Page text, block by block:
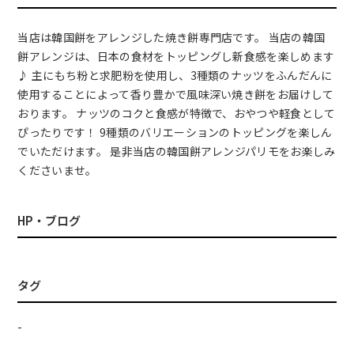
当店は韓国餅をアレンジした焼き餅専門店です。 当店の韓国
餅アレンジは、日本の食材をトッピングし新食感を楽しめます
♪ 主にもち粉と求肥粉を使用し、3種類のナッツをふんだんに
使用することによって香り豊かで風味深い焼き餅をお届けして
おります。 ナッツのコクと食感が特徴で、おやつや軽食として
ぴったりです！ 9種類のバリエーションのトッピングを楽しん
でいただけます。 是非当店の韓国餅アレンジパリモをお楽しみ
くださいませ。
HP・ブログ
タグ
-